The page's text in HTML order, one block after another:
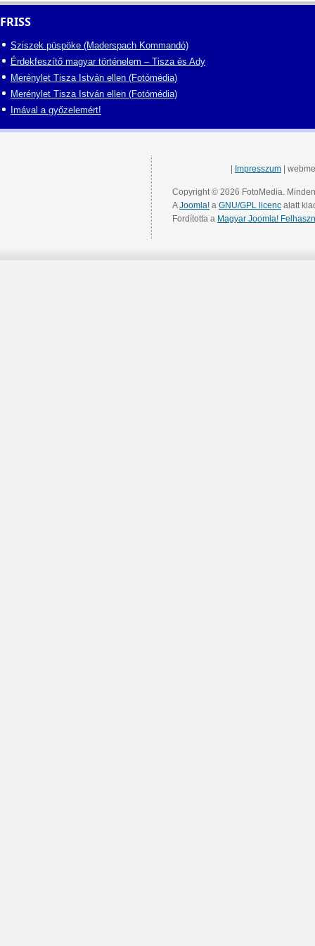
FRISS
Sziszek püspöke (Maderspach Kommandó)
Érdekfeszítő magyar történelem – Tisza és Ady
Merénylet Tisza István ellen (Fotómédia)
Merénylet Tisza István ellen (Fotómédia)
Imával a győzelemért!
Impresszum |
Copyright © 2026 FotoMedia.
AJoomla! a GNU/GPL licenc alatt
Fordította a Magyar Joomla!